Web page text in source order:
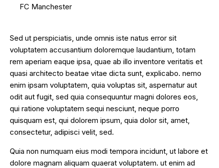
FC Manchester
Sed ut perspiciatis, unde omnis iste natus error sit
voluptatem accusantium doloremque laudantium, totam
rem aperiam eaque ipsa, quae ab illo inventore veritatis et
quasi architecto beatae vitae dicta sunt, explicabo. nemo
enim ipsam voluptatem, quia voluptas sit, aspernatur aut
odit aut fugit, sed quia consequuntur magni dolores eos,
qui ratione voluptatem sequi nesciunt, neque porro
quisquam est, qui dolorem ipsum, quia dolor sit, amet,
consectetur, adipisci velit, sed.
Quia non numquam eius modi tempora incidunt, ut labore et
dolore magnam aliquam quaerat voluptatem. ut enim ad